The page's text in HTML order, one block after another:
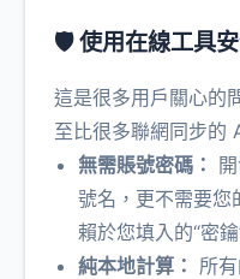
🛡️ 使用在線工具
這是很多用戶關心的
至比很多聯網同步的
無需賬號密碼：
號名，更不需要您
賴於您填入的“密鑰
純本地計算： 所